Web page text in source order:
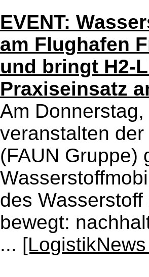
EVENT:
am Flughafen
und bringt H2-
Praxiseinsatz
Am
veranstalten
(FAUN Gruppe)
des
bewegt:
...